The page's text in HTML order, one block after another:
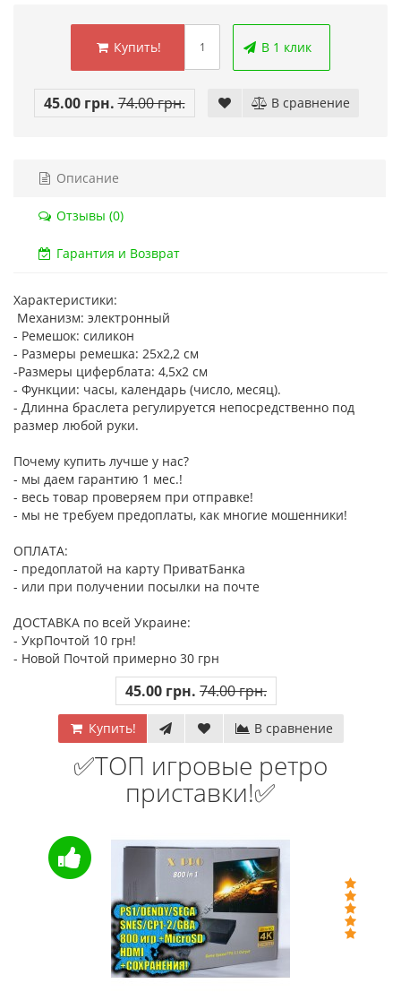
Сега Мега Драйв 2 (ОРИГИНАЛЬНОЕ
качество!)
Купить! В 1 клік
Сега МД 1 HD
Купить!
Купить! В 1 клик
45.00 грн. 74.00 грн. В сравнение
Описание
Отзывы (0)
Гарантия и Возврат
Характеристики:
Механизм: электронный
- Ремешок: силикон
- Размеры ремешка: 25х2,2 см
-Размеры циферблата: 4,5х2 см
- Функции: часы, календарь (число, месяц).
- Длинна браслета регулируется непосредственно под
размер любой руки. ​
Почему купить лучше у нас?
- мы даем гарантию 1 мес.!
- весь товар проверяем при отправке!
- мы не требуем предоплаты, как многие мошенники!
ОПЛАТА:
- предоплатой на карту ПриватБанка
- или при получении посылки на почте
ДОСТАВКА по всей Украине:
- УкрПочтой 10 грн!
- Новой Почтой примерно 30 грн
45.00 грн. 74.00 грн.
Купить! В сравнение
✅ТОП игровые ретро
приставки!✅